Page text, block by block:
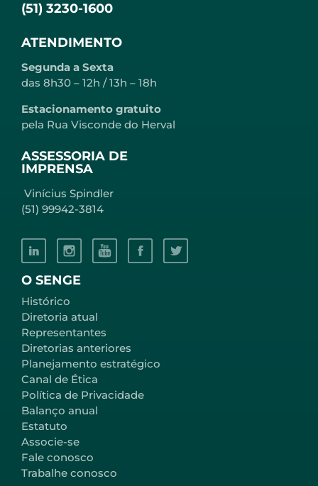
O SENGE
Histórico
Diretoria atual
Representantes
Diretorias anteriores
Planejamento estratégico
Canal de Ética
Política de Privacidade
Balanço anual
Estatuto
Associe-se
Fale conosco
Trabalhe conosco
(51) 3230-1600
ATENDIMENTO
Segunda a Sexta
das 8h30 – 12h / 13h – 18h
Estacionamento gratuito
pela Rua Visconde do Herval
ASSESSORIA DE
IMPRENSA
Vinícius Spindler
(51) 99942-3814